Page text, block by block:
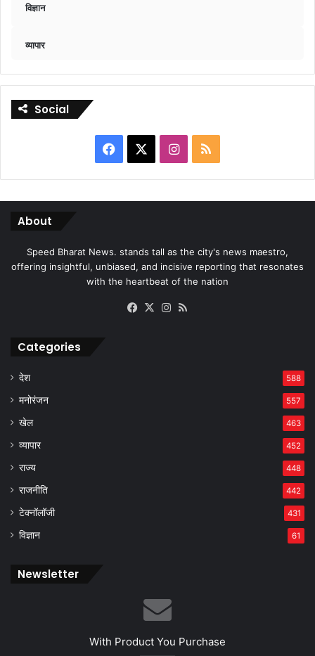
विज्ञान
व्यापार
Social
Facebook Instagram
RSS
About
Speed Bharat News. stands tall as the city's news maestro,
offering insightful, unbiased, and incisive reporting that resonates
with the heartbeat of the nation
Facebook
X Instagram
Categories
देश 588
मनोरंजन 557
खेल 463
व्यापार 452
राज्य 448
राजनीति 442
टेक्नॉलॉजी 431
विज्ञान 61
Newsletter
With Product You Purchase